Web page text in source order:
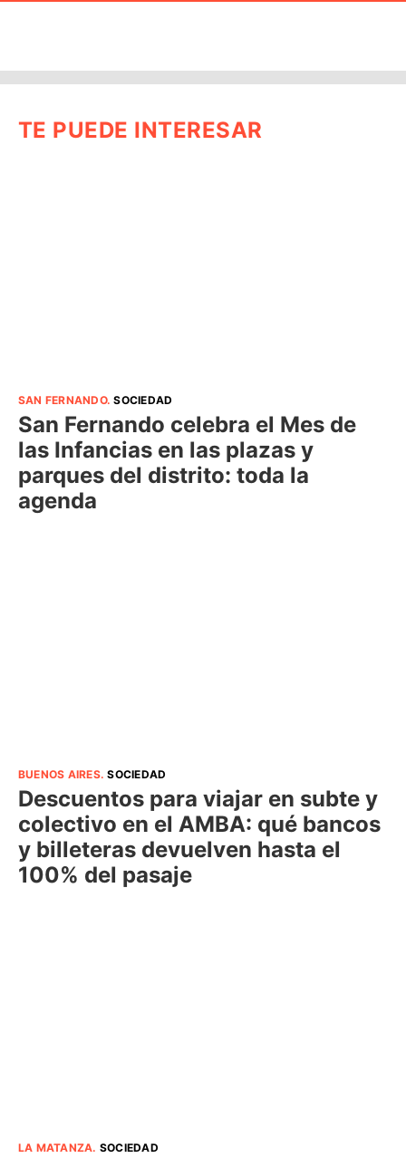
TE PUEDE INTERESAR
SAN FERNANDO.SOCIEDAD
San Fernando celebra el Mes de
las Infancias en las plazas y
parques del distrito: toda la
agenda
BUENOS AIRES.SOCIEDAD
Descuentos para viajar en subte y
colectivo en el AMBA: qué bancos
y billeteras devuelven hasta el
100% del pasaje
LA MATANZA. SOCIEDAD